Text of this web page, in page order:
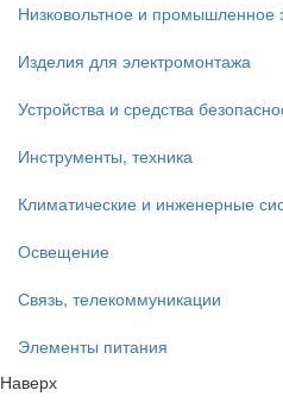
Низковольтное и промышленное
Изделия для электромонтажа
Устройства и средства
Инструменты, техника
Климатические и инженерные
Освещение
Связь, телекоммуникации
Элементы питания
Наверх